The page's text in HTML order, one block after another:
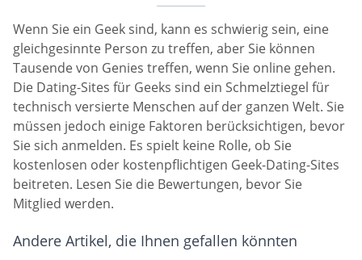
Wenn Sie ein Geek sind, kann es schwierig sein, eine
gleichgesinnte Person zu treffen, aber Sie können
Tausende von Genies treffen, wenn Sie online gehen.
Die Dating-Sites für Geeks sind ein Schmelztiegel für
technisch versierte Menschen auf der ganzen Welt. Sie
müssen jedoch einige Faktoren berücksichtigen, bevor
Sie sich anmelden. Es spielt keine Rolle, ob Sie
kostenlosen oder kostenpflichtigen Geek-Dating-Sites
beitreten. Lesen Sie die Bewertungen, bevor Sie
Mitglied werden.
Andere Artikel, die Ihnen gefallen könnten